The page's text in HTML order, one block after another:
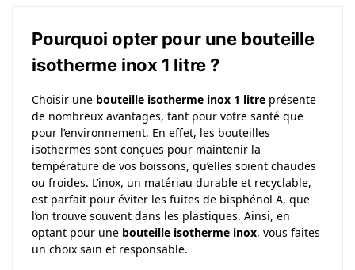
Pourquoi opter pour une bouteille
isotherme inox 1 litre ?
Choisir une bouteille isotherme inox 1 litre présente
de nombreux avantages, tant pour votre santé que
pour l’environnement. En effet, les bouteilles
isothermes sont conçues pour maintenir la
température de vos boissons, qu’elles soient chaudes
ou froides. L’inox, un matériau durable et recyclable,
est parfait pour éviter les fuites de bisphénol A, que
l’on trouve souvent dans les plastiques. Ainsi, en
optant pour une bouteille isotherme inox, vous faites
un choix sain et responsable.